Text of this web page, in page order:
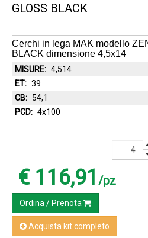
GLOSS BLACK
Cerchi in lega MAK modello
BLACK dimensione 4,5x14
MISURE: 4,514
ET: 39
CB: 54,1
PCD: 4x100
€ 116,91 /pz
Ordina / Prenota
Acquista kit completo